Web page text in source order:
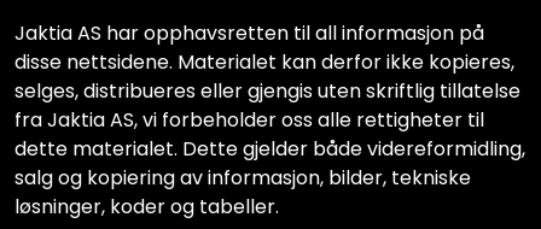
Jaktia AS har opphavsretten til all informasjon på
disse nettsidene. Materialet kan derfor ikke kopieres,
selges, distribueres eller gjengis uten skriftlig tillatelse
fra Jaktia AS, vi forbeholder oss alle rettigheter til
dette materialet. Dette gjelder både videreformidling,
salg og kopiering av informasjon, bilder, tekniske
løsninger, koder og tabeller.